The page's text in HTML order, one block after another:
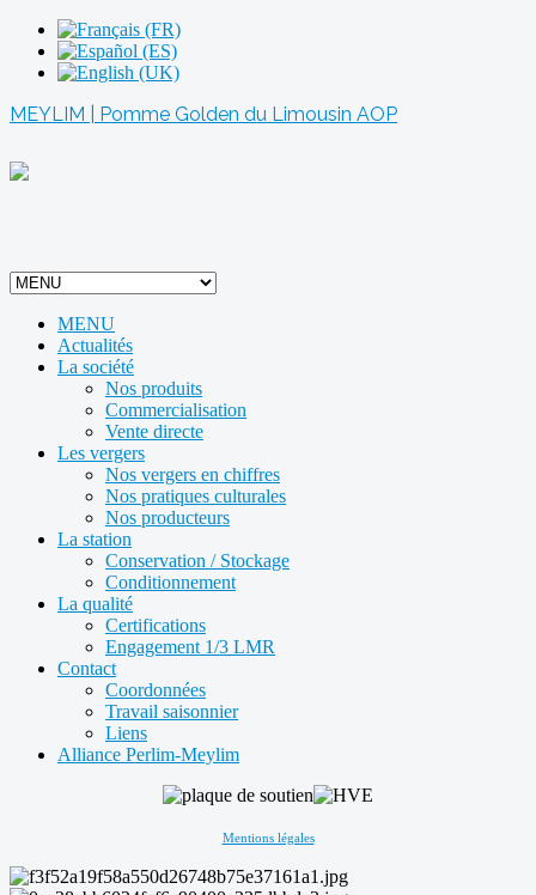
MEYLIM | Pomme Golden du Limousin AOP
MENU
Actualités
La société
Nos produits
Commercialisation
Vente directe
Les vergers
Nos vergers en chiffres
Nos pratiques culturales
Nos producteurs
La station
Conservation / Stockage
Conditionnement
La qualité
Certifications
Engagement 1/3 LMR
Contact
Coordonnées
Travail saisonnier
Liens
Alliance Perlim-Meylim
Mentions légales